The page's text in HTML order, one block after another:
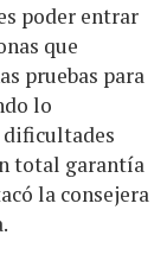
poder entrar
que
pruebas para
lo
dificultades
total garantía
la consejera